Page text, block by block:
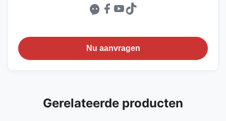
Nu aanvragen
Gerelateerde producten